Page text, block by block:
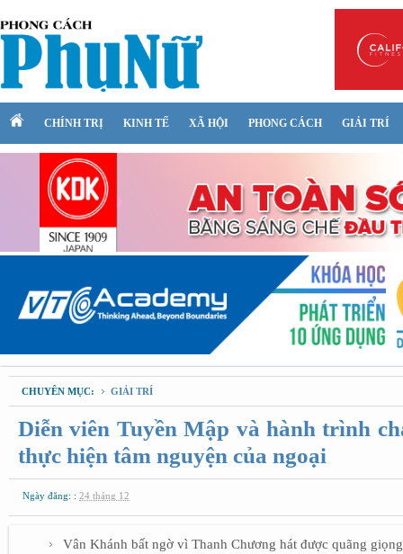
CHÍNH TRỊ KINH TẾ XÃ HỘI PHONG CÁCH GIẢI TRÍ
CHUYÊN MỤC: GIẢI TRÍ
Diễn viên Tuyền Mập và hành trình
thực hiện tâm nguyện của ngoại
Ngày đăng: : 24 tháng 12
Vân Khánh bất ngờ vì Thanh Chương hát được quãng